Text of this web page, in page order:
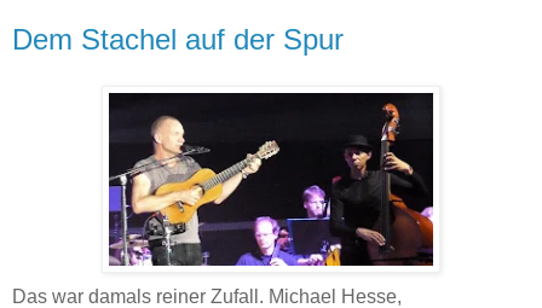
Dem Stachel auf der Spur
Das war damals reiner Zufall. Michael Hesse,